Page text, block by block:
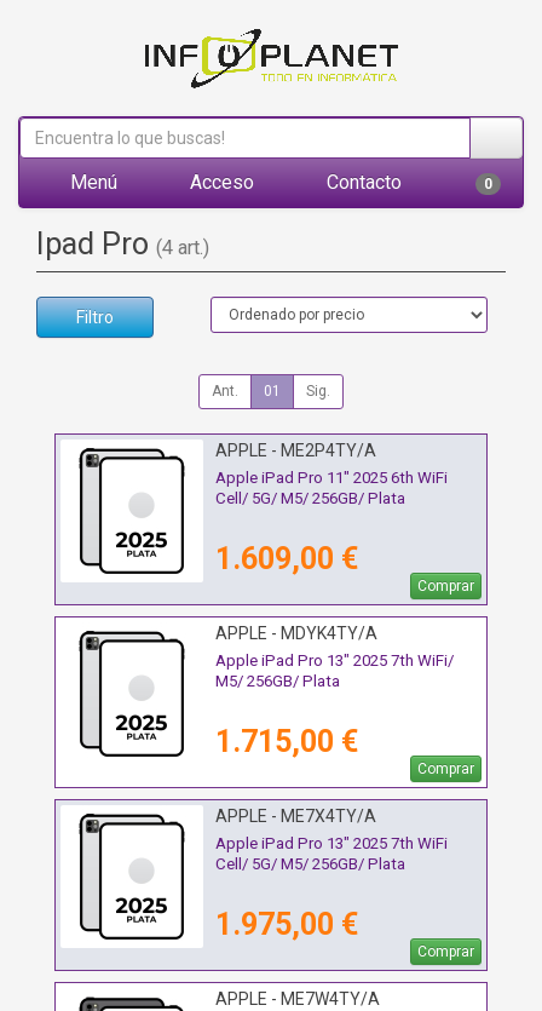
Menú Acceso Contacto 0
Ipad Pro (4 art.)
Filtro
Ant. 01 Sig.
APPLE - ME2P4TY/A
Apple iPad Pro 11" 2025 6th WiFi
Cell/ 5G/ M5/ 256GB/ Plata
1.609,00 €
Comprar
APPLE - MDYK4TY/A
Apple iPad Pro 13" 2025 7th WiFi/
M5/ 256GB/ Plata
1.715,00 €
Comprar
APPLE - ME7X4TY/A
Apple iPad Pro 13" 2025 7th WiFi
Cell/ 5G/ M5/ 256GB/ Plata
1.975,00 €
Comprar
APPLE - ME7W4TY/A